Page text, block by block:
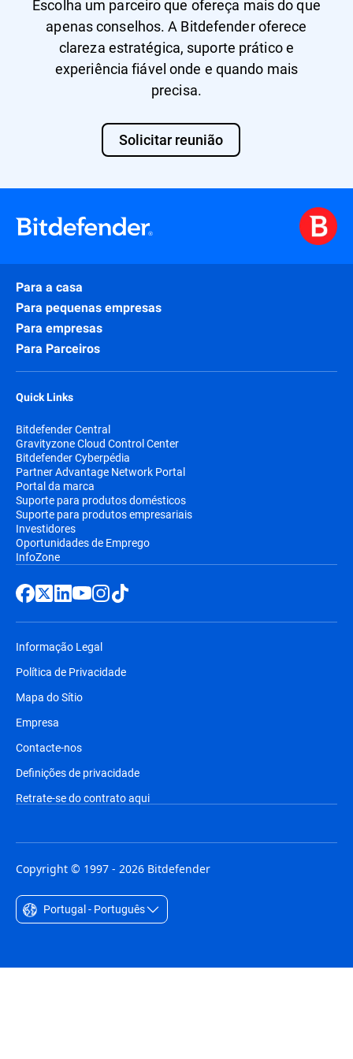
Escolha um parceiro que ofereça mais do que
apenas conselhos. A Bitdefender oferece
clareza estratégica, suporte prático e
experiência fiável onde e quando mais
precisa.
Solicitar reunião
Para a casa
Para pequenas empresas
Para empresas
Para Parceiros
Quick Links
Bitdefender Central
Gravityzone Cloud Control Center
Bitdefender Cyberpédia
Partner Advantage Network Portal
Portal da marca
Suporte para produtos domésticos
Suporte para produtos empresariais
Investidores
Oportunidades de Emprego
InfoZone
Informação Legal
Política de Privacidade
Mapa do Sítio
Empresa
Contacte-nos
Definições de privacidade
Retrate-se do contrato aqui
Copyright © 1997 - 2026 Bitdefender
Portugal - Português